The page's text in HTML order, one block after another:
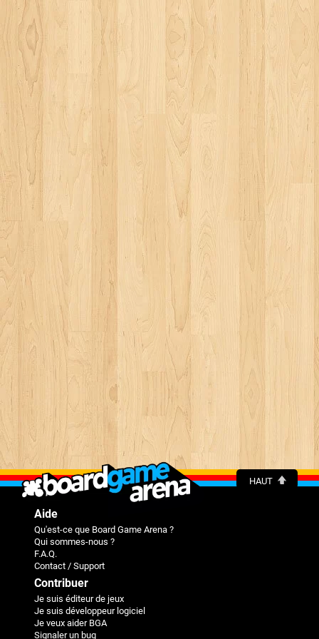
HAUT
Aide
Qu'est-ce que Board Game Arena ?
Qui sommes-nous ?
F.A.Q.
Contact / Support
Contribuer
Je suis éditeur de jeux
Je suis développeur logiciel
Je veux aider BGA
Signaler un bug